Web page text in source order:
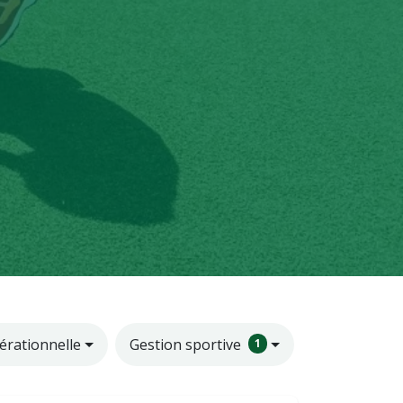
Gestion sportive 1